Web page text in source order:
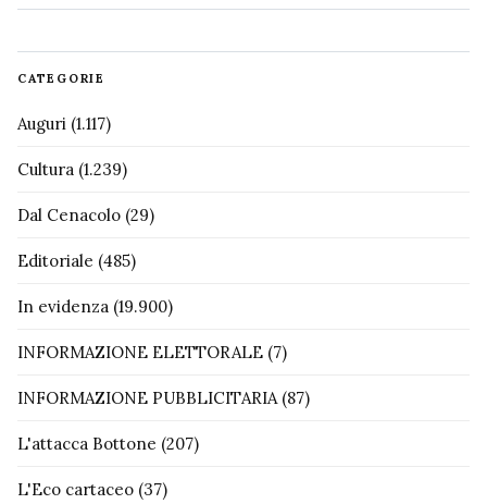
CATEGORIE
Auguri (1.117)
Cultura (1.239)
Dal Cenacolo (29)
Editoriale (485)
In evidenza (19.900)
INFORMAZIONE ELETTORALE (7)
INFORMAZIONE PUBBLICITARIA(87)
L'attacca Bottone (207)
L'Eco cartaceo (37)